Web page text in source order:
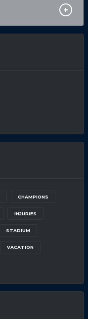
CHAMPIONS
INJURIES
STADIUM
VACATION